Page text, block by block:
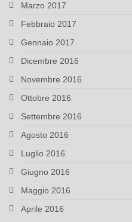
Marzo 2017
Febbraio 2017
Gennaio 2017
Dicembre 2016
Novembre 2016
Ottobre 2016
Settembre 2016
Agosto 2016
Luglio 2016
Giugno 2016
Maggio 2016
Aprile 2016